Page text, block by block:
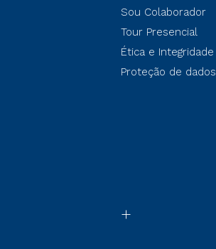
Sou Colaborador
Tour Presencial
Ética e Integridade
Proteção de dados